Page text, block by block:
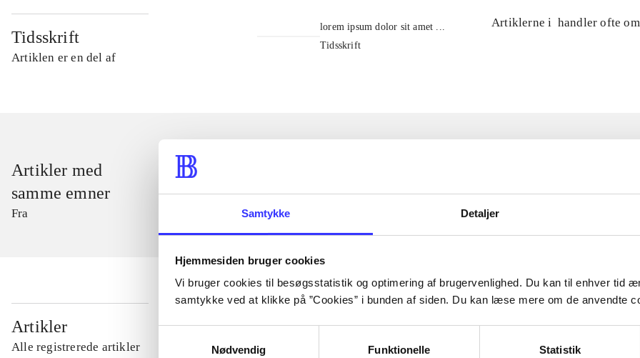
Samtykke Detaljer
Hjemmesiden bruger cookies
Vi bruger cookies til besøgsstatistik og optimering af brugervenlighed. Du kan til enhver tid
samtykke ved at klikke på ”Cookies” i bunden af siden. Du kan læse mere om de anvendte
Nødvendig
Funktionelle Statistik
Tidsskrift
Artiklen er en del af
lorem ipsum dolor sit amet ...
Tidsskrift
Artiklerne i handler ofte om
Artikler med
samme emner
Fra
Artikler
Alle registrerede artikler